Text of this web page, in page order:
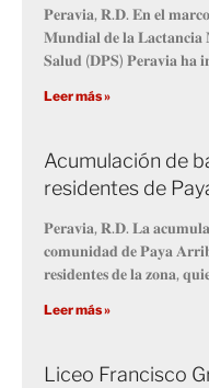
𝐏𝐞𝐫𝐚𝐯𝐢𝐚, 𝐑.𝐃. 𝐄𝐧 𝐞𝐥
𝐌𝐮𝐧𝐝𝐢𝐚𝐥 𝐝𝐞 𝐥𝐚 𝐋𝐚𝐜𝐭𝐚𝐧𝐜𝐢𝐚
𝐒𝐚𝐥𝐮𝐝 (𝐃𝐏𝐒) 𝐏𝐞𝐫𝐚𝐯𝐢𝐚 𝐡𝐚
Leer más »
Acumulación de
residentes de
𝐏𝐞𝐫𝐚𝐯𝐢𝐚, 𝐑.𝐃. 𝐋𝐚
𝐜𝐨𝐦𝐮𝐧𝐢𝐝𝐚𝐝 𝐝𝐞 𝐏𝐚𝐲𝐚
𝐫𝐞𝐬𝐢𝐝𝐞𝐧𝐭𝐞𝐬 𝐝𝐞 𝐥𝐚 𝐳𝐨𝐧𝐚,
Leer más »
Liceo Francisco